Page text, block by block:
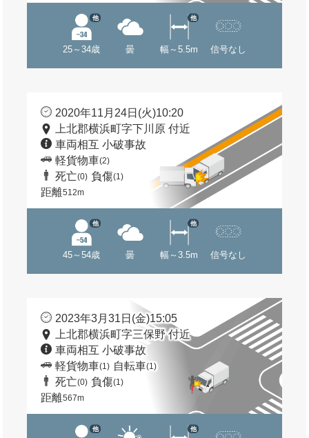
25～34歳
他
曇 幅～5.5m
他
信号なし
2020年11月24日(火)10:20
上北郡横浜町字下川原 付近
車両相互 小破事故
軽貨物車(2)
死亡(0) 負傷(1)
距離512m
45～54歳
他
曇 幅～3.5m
他
信号なし
2023年3月31日(金)15:05
上北郡横浜町字三保野 付近
車両相互 小破事故
軽貨物車(1) 自転車(1)
死亡(0) 負傷(1)
距離567m
他 他